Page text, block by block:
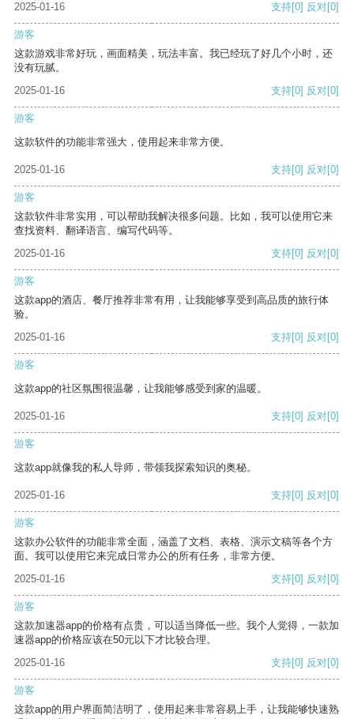
2025-01-16 支持[0] 反对[0]
游客
这款游戏非常好玩，画面精美，玩法丰富。我已经玩了好几个小时，还
没有玩腻。
2025-01-16
支持[0] 反对[0]
游客
这款软件的功能非常强大，使用起来非常方便。
2025-01-16 支持[0] 反对[0]
游客
这款软件非常实用，可以帮助我解决很多问题。比如，我可以使用它来
查找资料、翻译语言、编写代码等。
2025-01-16
支持[0] 反对[0]
游客
这款app的酒店、餐厅推荐非常有用，让我能够享受到高品质的旅行体
验。
2025-01-16
支持[0] 反对[0]
游客
这款app的社区氛围很温馨，让我能够感受到家的温暖。
2025-01-16 支持[0] 反对[0]
游客
这款app就像我的私人导师，带领我探索知识的奥秘。
2025-01-16 支持[0] 反对[0]
游客
这款办公软件的功能非常全面，涵盖了文档、表格、演示文稿等各个方
面。我可以使用它来完成日常办公的所有任务，非常方便。
2025-01-16
支持[0] 反对[0]
游客
这款加速器app的价格有点贵，可以适当降低一些。我个人觉得，一款加
速器app的价格应该在50元以下才比较合理。
2025-01-16
支持[0] 反对[0]
游客
这款app的用户界面简洁明了，使用起来非常容易上手，让我能够快速熟